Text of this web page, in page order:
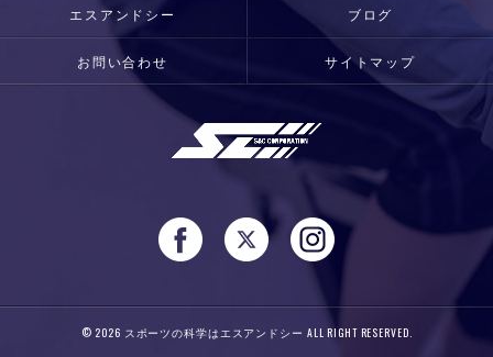
エスアンドシー ブログ
お問い合わせ サイトマップ
© 2026 スポーツの科学はエスアンドシー ALL RIGHT RESERVED.